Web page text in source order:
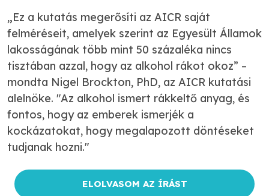
„Ez a kutatás megerősíti az AICR saját
felméréseit, amelyek szerint az Egyesült Államok
lakosságának több mint 50 százaléka nincs
tisztában azzal, hogy az alkohol rákot okoz” –
mondta Nigel Brockton, PhD, az AICR kutatási
alelnöke. "Az alkohol ismert rákkeltő anyag, és
fontos, hogy az emberek ismerjék a
kockázatokat, hogy megalapozott döntéseket
tudjanak hozni."
ELOLVASOM AZ ÍRÁST